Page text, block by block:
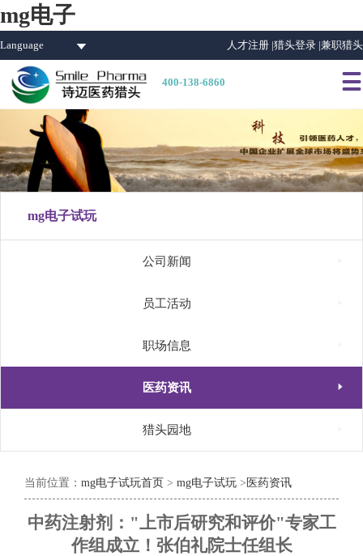
mg电子
Language 人才注册 |猎头登录 |兼职猎头
400-138-6860 
mg电子试玩
公司新闻
员工活动
职场信息
医药资讯 
猎头园地
当前位置： mg电子试玩首页 > mg电子试玩 > 医药资讯
中药注射剂："上市后研究和评价"专家工
作组成立！张伯礼院士任组长